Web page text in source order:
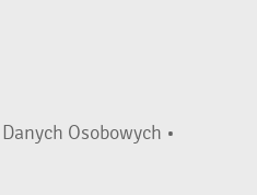
Osobowych •